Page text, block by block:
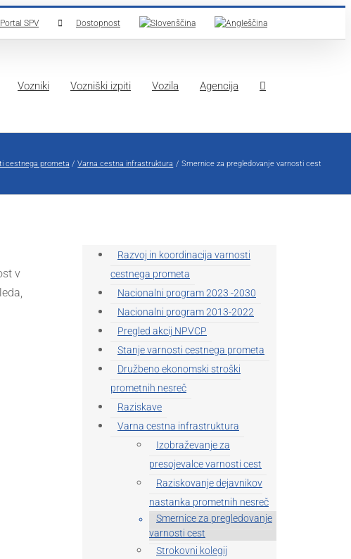
Portal SPV Dostopnost
Vozniki Vozniški izpiti Vozila Agencija
cestnega prometa Varna cestna infrastruktura Smernice za pregledovanje varnosti cest
v
Razvoj in koordinacija varnosti
cestnega prometa
Nacionalni program 2023 -2030
Nacionalni program 2013-2022
Pregled akcij NPVCP
Stanje varnosti cestnega prometa
Družbeno ekonomski stroški
prometnih nesreč
Raziskave
Varna cestna infrastruktura
Izobraževanje za
presojevalce varnosti cest
Raziskovanje dejavnikov
nastanka prometnih nesreč
Smernice za pregledovanje
varnosti cest
Strokovni kolegij